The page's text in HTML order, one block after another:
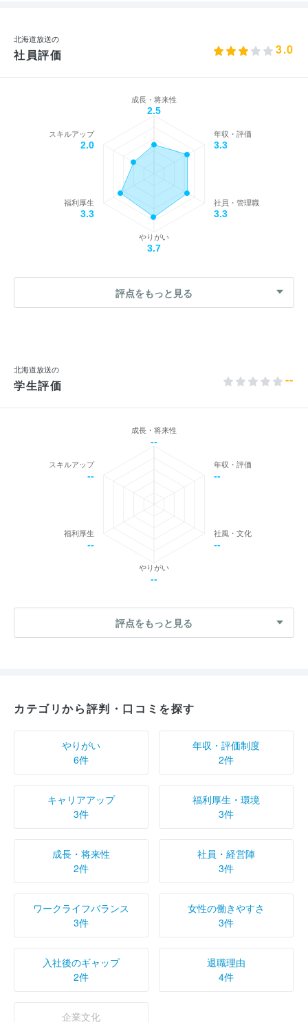
北海道放送の
社員評価 3.0
成長・将来性
2.5
年収・評価
3.3
社員・管理職
3.3
やりがい
3.7
福利厚生
3.3
スキルアップ
2.0
評点をもっと見る
北海道放送の
学生評価 --
成長・将来性
--
年収・評価
--
社風・文化
--
やりがい
--
福利厚生
--
スキルアップ
--
評点をもっと見る
カテゴリから評判・口コミを探す
やりがい
6件
年収・評価制度
2件
キャリアアップ
3件
福利厚生・環境
3件
成長・将来性
2件
社員・経営陣
3件
ワークライフバランス
3件
女性の働きやすさ
3件
入社後のギャップ
2件
退職理由
4件
企業文化